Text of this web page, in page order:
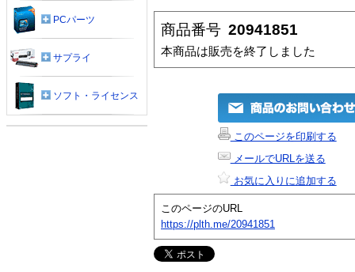
商品番号 20941851
本商品は販売を終了しました
このページを印刷する
メールでURLを送る
お気に入りに追加する
このページのURL
https://plth.me/20941851
PCパーツ
サプライ
ソフト・ライセンス